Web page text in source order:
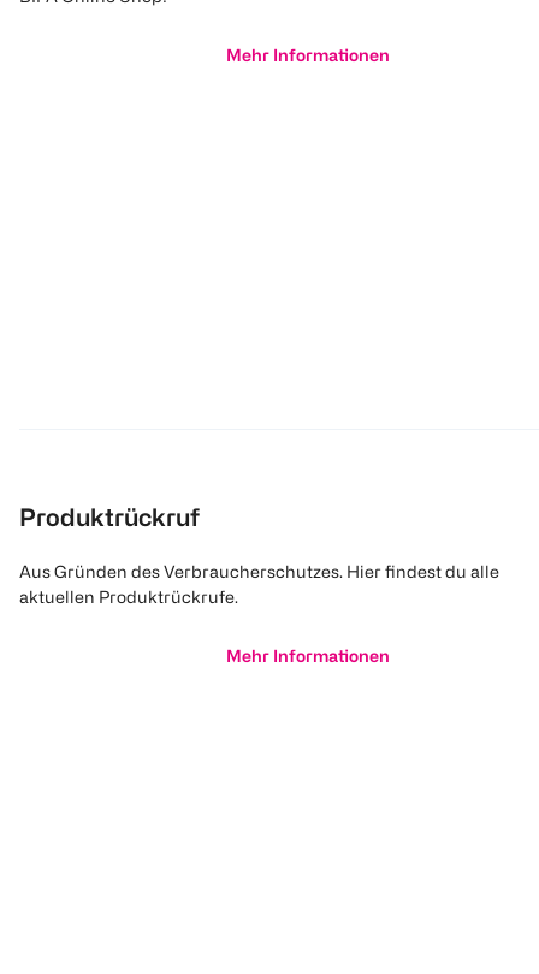
Mehr Informationen
Produktrückruf
Aus Gründen des Verbraucherschutzes. Hier findest du alle
aktuellen Produktrückrufe.
Mehr Informationen